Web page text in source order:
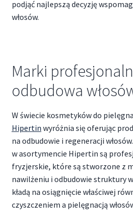
podjąć najlepszą decyzję
włosów.
Marki
odbudowa
W świecie kosmetyków do
Hipertin wyróżnia się oferując
na odbudowie i regeneracji
w asortymencie Hipertin są
fryzjerskie, które są stworzone z
nawilżeniu i odbudowie struktury
kładą na osiągnięcie właściwej
czyszczeniem a pielęgnacją